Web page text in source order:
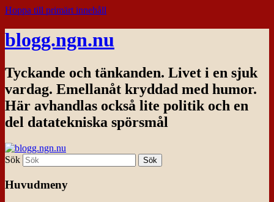
Hoppa till primärt innehåll
blogg.ngn.nu
Tyckande och tänkanden. Livet i en sjuk
vardag. Emellanåt kryddad med humor.
Här avhandlas också lite politik och en
del datatekniska spörsmål
Sök
Huvudmeny